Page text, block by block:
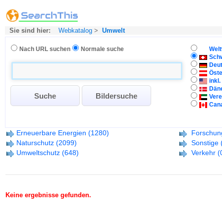
Sie sind hier: Webkatalog > Umwelt
Nach URL suchen Normale suche
inkl.
Erneuerbare Energien (1280)
Naturschutz (2099) Sonstige
Umweltschutz (648) Verkehr
Keine ergebnisse gefunden.